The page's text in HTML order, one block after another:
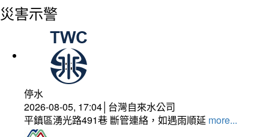
災害示警
停水
2026-08-05, 17:04│台灣自來水公司
平鎮區湧光路491巷 斷管連絡，如遇雨順延 more...